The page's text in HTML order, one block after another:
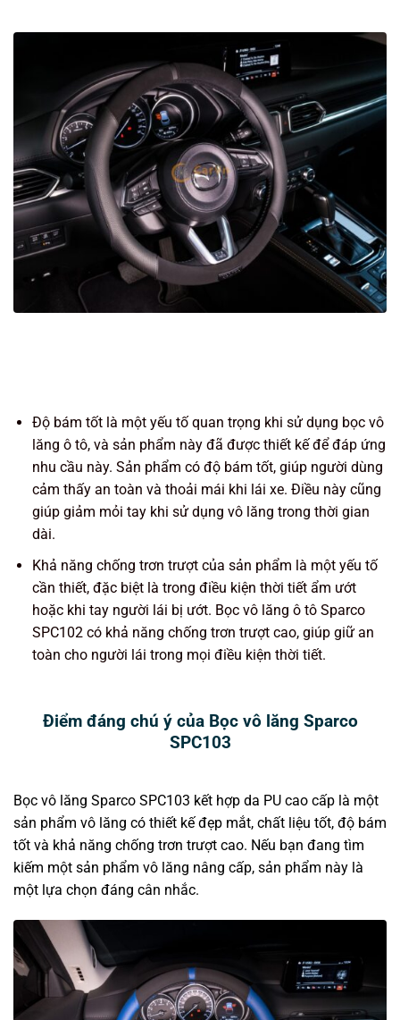
Độ bám tốt là một yếu tố quan trọng khi sử dụng bọc vô
lăng ô tô, và sản phẩm này đã được thiết kế để đáp ứng
nhu cầu này. Sản phẩm có độ bám tốt, giúp người dùng
cảm thấy an toàn và thoải mái khi lái xe. Điều này cũng
giúp giảm mỏi tay khi sử dụng vô lăng trong thời gian
dài.
Khả năng chống trơn trượt của sản phẩm là một yếu tố
cần thiết, đặc biệt là trong điều kiện thời tiết ẩm ướt
hoặc khi tay người lái bị ướt. Bọc vô lăng ô tô Sparco
SPC102 có khả năng chống trơn trượt cao, giúp giữ an
toàn cho người lái trong mọi điều kiện thời tiết.
Điểm đáng chú ý của Bọc vô lăng Sparco
SPC103
Bọc vô lăng Sparco SPC103 kết hợp da PU cao cấp là một
sản phẩm vô lăng có thiết kế đẹp mắt, chất liệu tốt, độ bám
tốt và khả năng chống trơn trượt cao. Nếu bạn đang tìm
kiếm một sản phẩm vô lăng nâng cấp, sản phẩm này là
một lựa chọn đáng cân nhắc.